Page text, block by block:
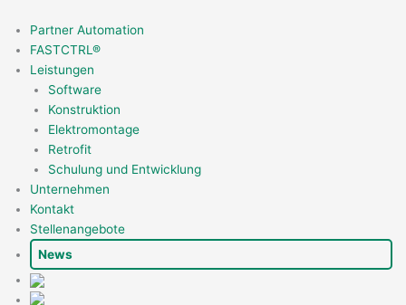
Inhalt
springen
Partner Automation
FASTCTRL®
Leistungen
Software
Konstruktion
Elektromontage
Retrofit
Schulung und Entwicklung
Unternehmen
Kontakt
Stellenangebote
News